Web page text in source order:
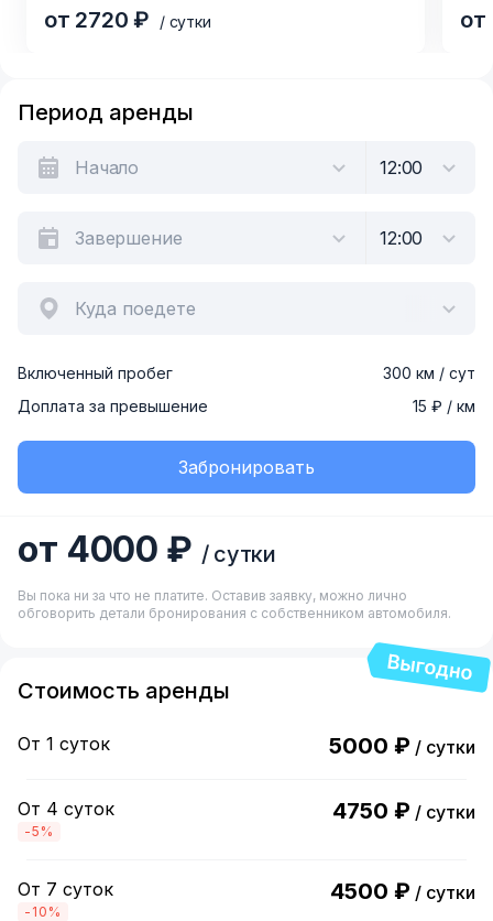
от 2720 ₽ / сутки
of
Период аренды
Куда поедете
Включенный пробег
300 км / сут
Доплата за превышение
15 ₽ / км
Забронировать
от 4000 ₽ / сутки
Вы пока ни за что не платите. Оставив заявку, можно лично
обговорить детали бронирования с собственником автомобиля.
Стоимость аренды
От 1 суток 5000 ₽ / сутки
От 4 суток
-5%
4750 ₽ / сутки
От 7 суток
-10%
4500 ₽ / сутки